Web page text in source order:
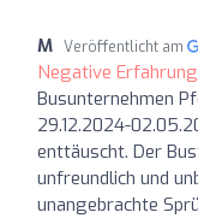
M Veröffentlicht am
Negative
Busunternehmen
29.12.2024-
enttäuscht. Der
unfreundlich und
unangebrachte